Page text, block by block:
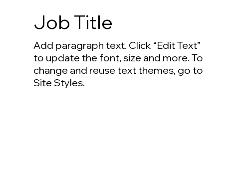
Job Title
Add paragraph text. Click “Edit Text”
to update the font, size and more. To
change and reuse text themes, go to
Site Styles.